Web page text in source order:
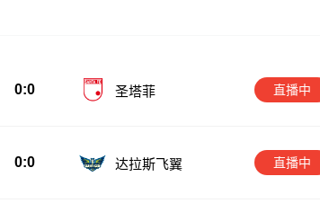
0:0 圣塔菲 直播中
0:0 达拉斯飞翼 直播中